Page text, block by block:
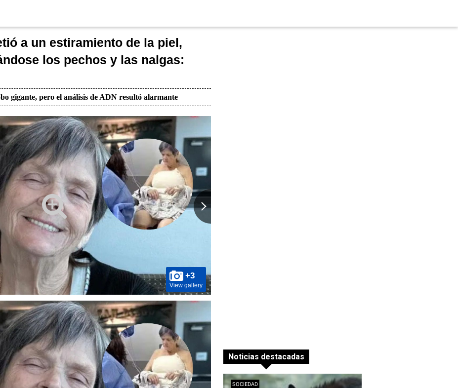
a un estiramiento de la piel,
los pechos y las nalgas:
gigante, pero el análisis de ADN resultó alarmante
+3
View gallery
Noticias destacadas
SOCIEDAD